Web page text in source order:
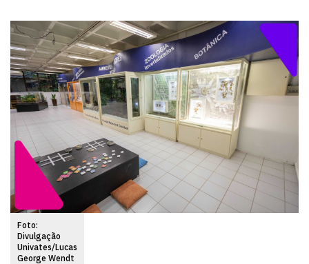
Foto:
Divulgação
Univates/Lucas
George Wendt